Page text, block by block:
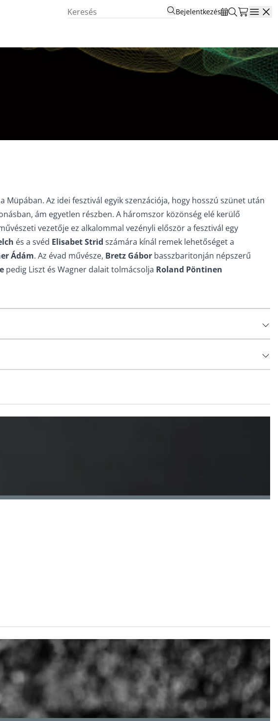
Bejelentkezés
Az idei fesztivál egyik szenzációja, hogy hosszú szünet után
ám egyetlen részben. A háromszor közönség elé kerülő
vezetője ez alkalommal vezényli először a fesztivál egy
és a svéd Elisabet Strid számára kínál remek lehetőséget a
Ádám. Az évad művésze, Bretz Gábor basszbaritonján népszerű
pedig Liszt és Wagner dalait tolmácsolja Roland Pöntinen